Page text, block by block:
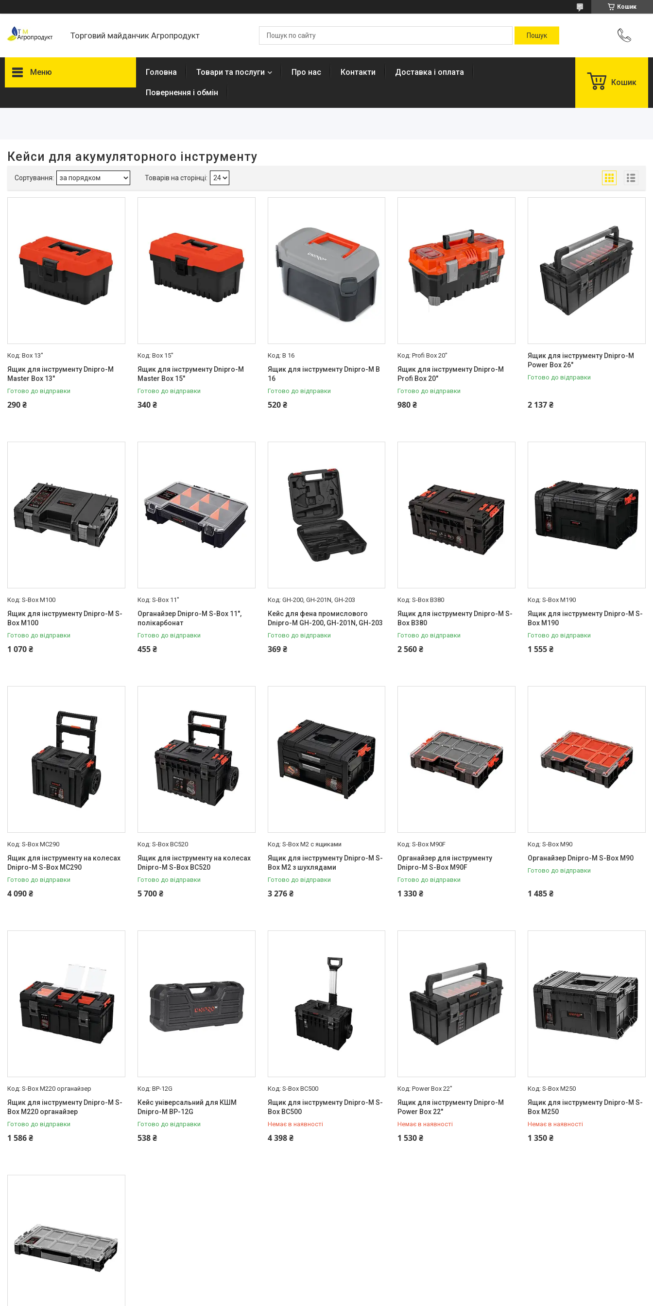
Кошик
Торговий майданчик Агропродукт
Меню
Так 17
Виробник
Товари та послуги
Новини
Статті
Про нас
Доставка та оплата
Головна Товари та послуги Про нас Контакти Доставка і оплата
Повернення і обмін
Кошик
Кейси для акумуляторного інструменту
Box 13"
Ящик для інструменту Dnipro-M
Master Box 13"
Готово до відправки
290 ₴
Box 15"
Ящик для інструменту Dnipro-M
Master Box 15"
Готово до відправки
340 ₴
B 16
Ящик для інструменту Dnipro-M B
16
Готово до відправки
520 ₴
Profi Box 20"
Ящик для інструменту Dnipro-M
Profi Box 20"
Готово до відправки
980 ₴
Ящик для інструменту Dnipro-M
Power Box 26"
Готово до відправки
2 137 ₴
S-Box M100
Ящик для інструменту Dnipro-M S-
Box M100
Готово до відправки
1 070 ₴
S-Box 11"
Органайзер Dnipro-M S-Box 11",
полікарбонат
Готово до відправки
455 ₴
GH-200, GH-201N, GH-203
Кейс для фена промислового
Dnipro-M GH-200, GH-201N, GH-203
Готово до відправки
369 ₴
S-Box B380
Ящик для інструменту Dnipro-M S-
Box B380
Готово до відправки
2 560 ₴
S-Box М190
Ящик для інструменту Dnipro-M S-
Box М190
Готово до відправки
1 555 ₴
S-Box МС290
Ящик для інструменту на колесах
Dnipro-M S-Box МС290
Готово до відправки
4 090 ₴
S-Box BС520
Ящик для інструменту на колесах
Dnipro-M S-Box BС520
Готово до відправки
5 700 ₴
S-Box M2 с ящиками
Ящик для інструменту Dnipro-M S-
Box M2 з шухлядами
Готово до відправки
3 276 ₴
S-Box M90F
Органайзер для інструменту
Dnipro-M S-Box M90F
Готово до відправки
1 330 ₴
S-Box M90
Органайзер Dnipro-M S-Box M90
Готово до відправки
1 485 ₴
S-Box М220 органайзер
Ящик для інструменту Dnipro-M S-
Box М220 органайзер
Готово до відправки
1 586 ₴
BP-12G
Кейс універсальний для КШМ
Dnipro-M BP-12G
Готово до відправки
538 ₴
S-Box BC500
Ящик для інструменту Dnipro-M S-
Box BC500
Немає в наявності
4 398 ₴
+380 (50) 579-79-28
Power Box 22"
Ящик для інструменту Dnipro-M
Power Box 22"
Немає в наявності
1 530 ₴
+380 (50) 579-79-28
S-Box M250
Ящик для інструменту Dnipro-M S-
Box M250
Немає в наявності
1 350 ₴
+380 (50) 579-79-28